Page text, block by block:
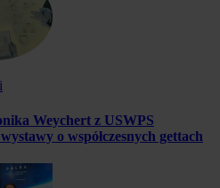
Weychert z USWPS
o współczesnych gettach